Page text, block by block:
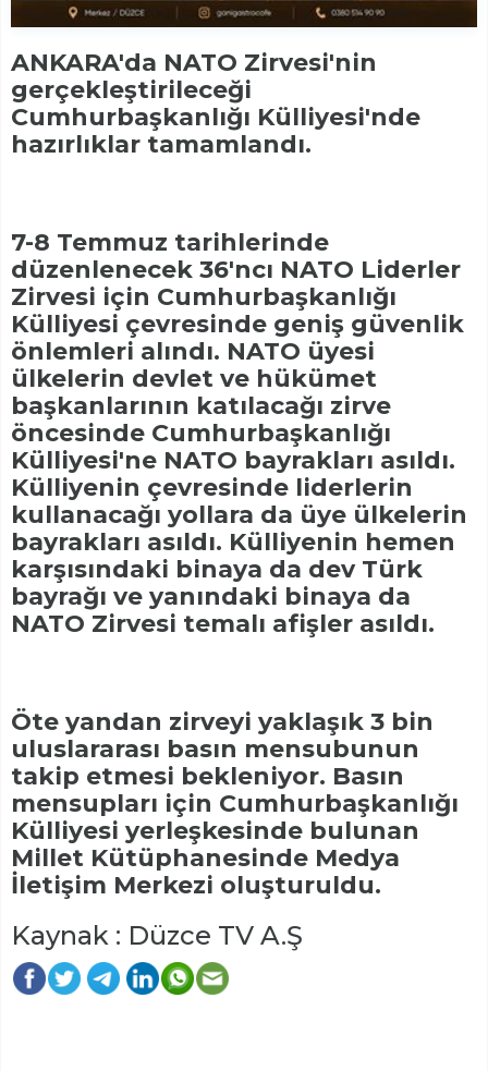
ANKARA'da NATO Zirvesi'nin
gerçekleştirileceği
Cumhurbaşkanlığı Külliyesi'nde
hazırlıklar tamamlandı.
7-8 Temmuz tarihlerinde
düzenlenecek 36'ncı NATO Liderler
Zirvesi için Cumhurbaşkanlığı
Külliyesi çevresinde geniş güvenlik
önlemleri alındı. NATO üyesi
ülkelerin devlet ve hükümet
başkanlarının katılacağı zirve
öncesinde Cumhurbaşkanlığı
Külliyesi'ne NATO bayrakları asıldı.
Külliyenin çevresinde liderlerin
kullanacağı yollara da üye ülkelerin
bayrakları asıldı. Külliyenin hemen
karşısındaki binaya da dev Türk
bayrağı ve yanındaki binaya da
NATO Zirvesi temalı afişler asıldı.
Öte yandan zirveyi yaklaşık 3 bin
uluslararası basın mensubunun
takip etmesi bekleniyor. Basın
mensupları için Cumhurbaşkanlığı
Külliyesi yerleşkesinde bulunan
Millet Kütüphanesinde Medya
İletişim Merkezi oluşturuldu.
Kaynak : Düzce TV A.Ş